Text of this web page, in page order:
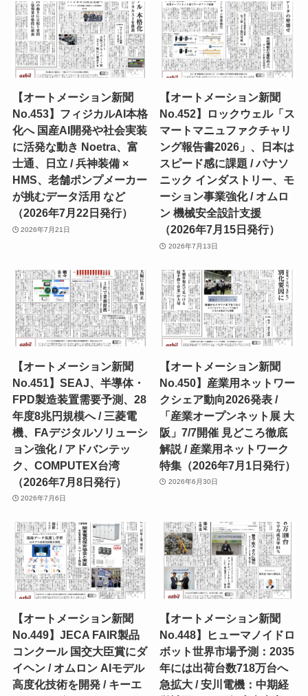
【オートメーション新聞
No.453】フィジカルAI本格
化へ 国産AI開発や社会実装
に活発な動き Noetra、富
士通、日立 / 兵神装備 ×
HMS、老舗ポンプメーカー
が挑むデータ活用 など
（2026年7月22日発行）
2026年7月21日
【オートメーション新聞
No.452】ロックウェル「ス
マートマニュファクチャリ
ング報告書2026」、日本は
スピード感に課題 / パナソ
ニック インダストリー、モ
ーション事業強化 / オムロ
ン 機械安全設計支援
（2026年7月15日発行）
2026年7月13日
【オートメーション新聞
No.451】SEAJ、半導体・
FPD製造装置需要予測、28
年度8兆円規模へ / 三菱電
機、FAデジタルソリューシ
ョン強化 / アドバンテッ
ク、COMPUTEX台湾
（2026年7月8日発行）
2026年7月6日
【オートメーション新聞
No.450】産業用ネットワー
クシェア動向2026発表 /
「産業オープンネット展 大
阪」7/7開催 見どころ徹底
解説 / 産業用ネットワーク
特集（2026年7月1日発行）
2026年6月30日
【オートメーション新聞
No.449】JECA FAIR製品
コンクール 国交大臣賞にダ
イヘン / オムロン AIモデル
高度化技術を開発 / キーエ
【オートメーション新聞
No.448】ヒューマノイドロ
ボット世界市場予測：2035
年には出荷台数718万台へ
急拡大 / 安川電機：中期経